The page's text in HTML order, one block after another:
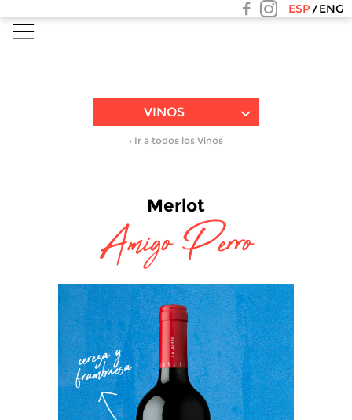
ESP ENG
VINOS
› Ir a todos los Vinos
Merlot
Amigo Perro